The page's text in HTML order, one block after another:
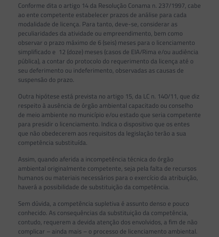
Conforme dita o artigo 14 da Resolução Conama n. 237/1997, cabe
ao ente competente estabelecer prazos de análise para cada
modalidade de licença. Para tanto, deve-se, considerar as
peculiaridades da atividade ou empreendimento, bem como
observar o prazo máximo de 6 (seis) meses para o licenciamento
simplificado e 12 (doze) meses (casos de EIA/Rima e/ou audiência
pública), a contar do protocolo do requerimento da licença até o
seu deferimento ou indeferimento, observadas as causas de
suspensão do prazo.
Outra hipótese está prevista no artigo 15, da LC n. 140/11, que diz
respeito à ausência de órgão ambiental capacitado ou conselho
de meio ambiente no município e/ou estado que seria competente
para presidir o licenciamento. Indica o dispositivo que os entes
que não obedecerem aos requisitos da legislação terão a sua
competência substituída.
Assim, quando aferida a incompetência técnica do órgão
ambiental originalmente competente, seja pela falta de recursos
humanos ou materiais necessários para o exercício da atribuição,
haverá a possibilidade de substituição da competência.
Sem dúvida, a competência supletiva é assunto denso e pouco
conhecido. As consequências da substituição da competência,
contudo, requerem a devida atenção dos envolvidos, a fim de não
complicar – ainda mais – o processo de licenciamento ambiental.